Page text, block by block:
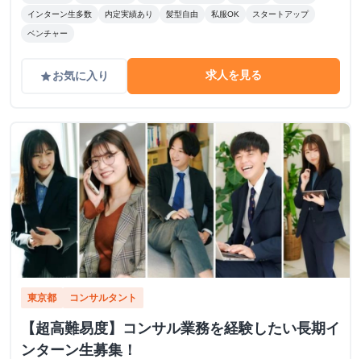
インターン生多数 内定実績あり 髪型自由 私服OK スタートアップ
ベンチャー
gradeお気に入り 求人を見る
東京都 コンサルタント
【超高難易度】コンサル業務を経験したい長期イ
ンターン生募集！